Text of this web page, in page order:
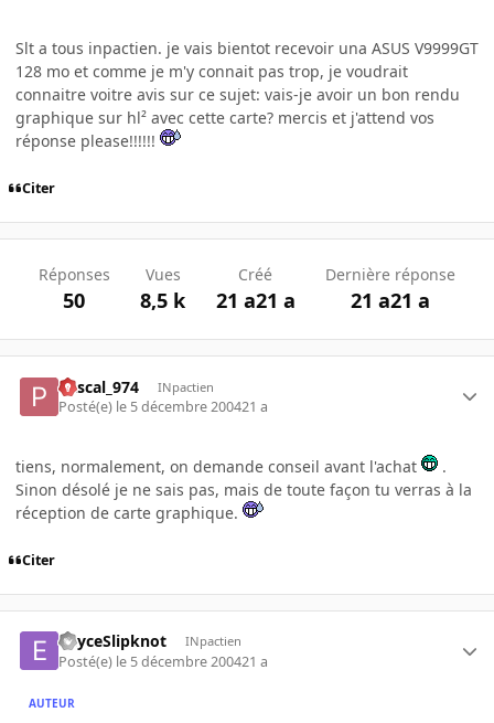
Slt a tous inpactien. je vais bientot recevoir una ASUS V9999GT
128 mo et comme je m'y connait pas trop, je voudrait
connaitre voitre avis sur ce sujet: vais-je avoir un bon rendu
graphique sur hl² avec cette carte? mercis et j'attend vos
réponse please!!!!!!
Citer
Réponses
50
Vues
8,5 k
Créé
21 a21 a
Dernière réponse
21 a21 a
Pascal_974 INpactien
Posté(e) le 5 décembre 200421 a
tiens, normalement, on demande conseil avant l'achat
.
Sinon désolé je ne sais pas, mais de toute façon tu verras à la
réception de carte graphique.
Citer
EnyceSlipknot INpactien
Posté(e) le 5 décembre 200421 a
AUTEUR